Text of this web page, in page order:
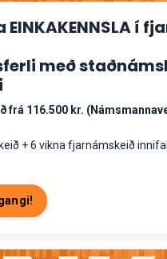
EINKAKENNSLA í
með
frá 116.500 kr.
+ 6 vikna fjarnámskeið